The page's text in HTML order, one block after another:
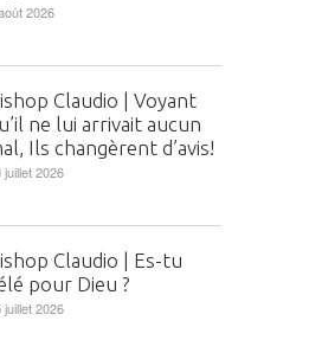
2026
Claudio | Voyant
ne lui arrivait aucun
Ils changèrent d’avis!
juillet 2026
Claudio | Es-tu
pour Dieu ?
juillet 2026